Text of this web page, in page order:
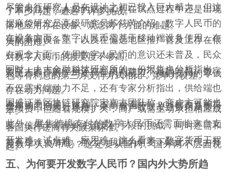
尽管央行研究人员在设计之初已投入巨大精力，但这
个面向几十亿人口的浩大工程在试点过程中还是出现
了不少问题，遭遇了许多挑战。
据麻袋研究员高级研究员苏筱芮介绍，数字人民币的
落地应用存在设备、观念两个方面的难题。
在设备方面，数字人民币需基于移动端设备使用，在
适配不同设备上，以及在偏远地区推广普及上存在很
大的困难。
在观念方面，使用数字人民币的意识还未普及，民众
对数字人民币的接受度不够高。
同时，人大金融科技研究所的一份报告也分析指出，
数字人民币的应用还存在用户动力不足的问题。数字
人民币不计息，与支付宝的余额宝、微信支付的零钱
包等有利息的第三方支付方式相比，竞争力较差。
不仅需求端动力不足，还有专家分析指出，供给端也
存在动力问题。
国盛证券区块链研究院宋嘉吉团队称，商户方可能也
存在动力问题。比如，深圳公测中，POS机改造相关
费用均由四大行承担，未向商户收取改造费用及支付
手续费，但随着规模扩大，商户或需主动承担相应成
本。
此外，聚焦跨境支付的数字人民币还需面临来自支
票、信用卡等海外主流支付手段的挑战，同时还需和
各国央行磋商有关政策标准。
开发难、试点难、应用难，这么看来，数字货币工程
简直是难上加难。那么，我国为何要下如此大气力开
发数字人民币呢？这还要从国内、国外两个层面说
起。
五、为何要开发数字人民币？国内外大势所趋